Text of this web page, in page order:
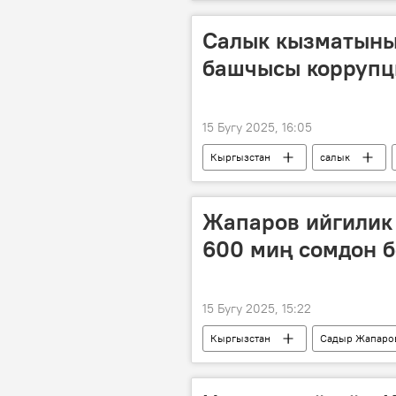
Салык
башчысы
15 Бугу 2025, 16:05
Кыргызстан салык
Жапаров ийгилик
600 миң сомдон
15 Бугу 2025, 15:22
Кыргызстан Садыр